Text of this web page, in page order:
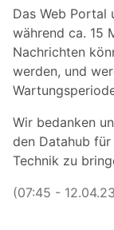
Das Web Portal
während ca. 15
Nachrichten
werden, und
Wir bedanken
den Datahub
Technik zu
(07:45 -